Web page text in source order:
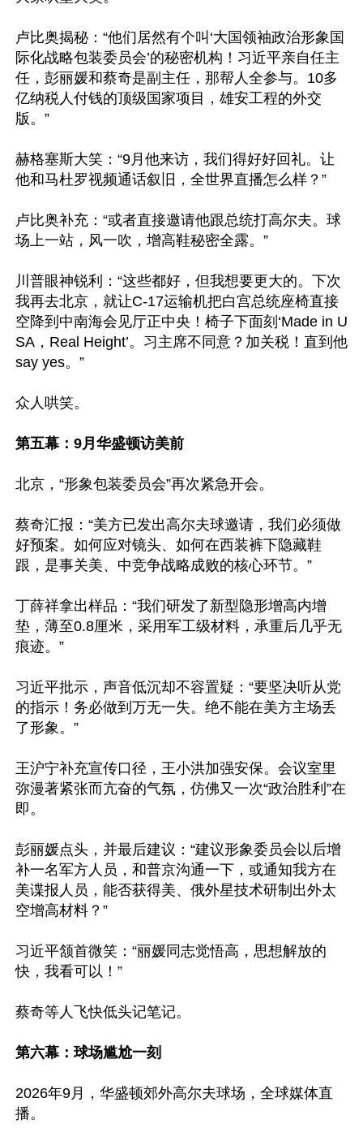
卢比奥揭秘：“他们居然有个叫‘大国领袖政治形象国
际化战略包装委员会’的秘密机构！习近平亲自任主
任，彭丽媛和蔡奇是副主任，那帮人全参与。10多
亿纳税人付钱的顶级国家项目，雄安工程的外交
版。”
赫格塞斯大笑：“9月他来访，我们得好好回礼。让
他和马杜罗视频通话叙旧，全世界直播怎么样？”
卢比奥补充：“或者直接邀请他跟总统打高尔夫。球
场上一站，风一吹，增高鞋秘密全露。”
川普眼神锐利：“这些都好，但我想要更大的。下次
我再去北京，就让C-17运输机把白宫总统座椅直接
空降到中南海会见厅正中央！椅子下面刻‘Made in U
SA，Real Height’。习主席不同意？加关税！直到他
say yes。”
众人哄笑。
第五幕：9月华盛顿访美前
北京，“形象包装委员会”再次紧急开会。
蔡奇汇报：“美方已发出高尔夫球邀请，我们必须做
好预案。如何应对镜头、如何在西装裤下隐藏鞋
跟，是事关美、中竞争战略成败的核心环节。”
丁薛祥拿出样品：“我们研发了新型隐形增高内增
垫，薄至0.8厘米，采用军工级材料，承重后几乎无
痕迹。”
习近平批示，声音低沉却不容置疑：“要坚决听从党
的指示！务必做到万无一失。绝不能在美方主场丢
了形象。”
王沪宁补充宣传口径，王小洪加强安保。会议室里
弥漫著紧张而亢奋的气氛，仿佛又一次“政治胜利”在
即。
彭丽媛点头，并最后建议：“建议形象委员会以后增
补一名军方人员，和普京沟通一下，或通知我方在
美谍报人员，能否获得美、俄外星技术研制出外太
空增高材料？”
习近平颔首微笑：“丽媛同志觉悟高，思想解放的
快，我看可以！”
蔡奇等人飞快低头记笔记。
第六幕：球场尴尬一刻
2026年9月，华盛顿郊外高尔夫球场，全球媒体直
播。